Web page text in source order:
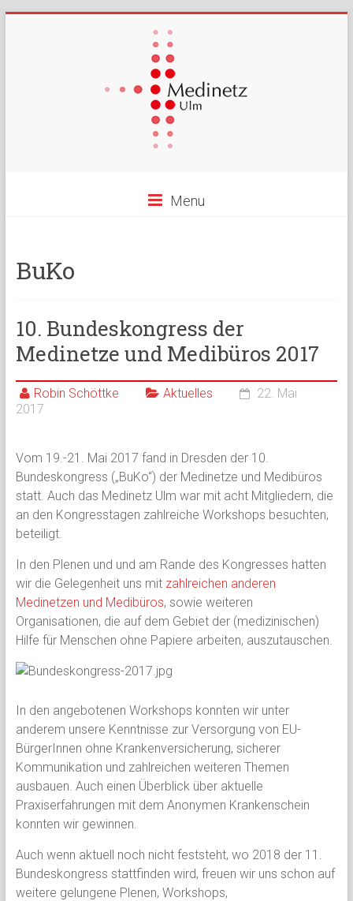
Menu
BuKo
10. Bundeskongress der
Medinetze und Medibüros 2017
Robin Schöttke Aktuelles
22. Mai
2017
Vom 19.-21. Mai 2017 fand in Dresden der 10.
Bundeskongress („BuKo“) der Medinetze und Medibüros
statt. Auch das Medinetz Ulm war mit acht Mitgliedern, die
an den Kongresstagen zahlreiche Workshops besuchten,
beteiligt.
In den Plenen und und am Rande des Kongresses hatten
wir die Gelegenheit uns mit zahlreichen anderen
Medinetzen und Medibüros, sowie weiteren
Organisationen, die auf dem Gebiet der (medizinischen)
Hilfe für Menschen ohne Papiere arbeiten, auszutauschen.
In den angebotenen Workshops konnten wir unter
anderem unsere Kenntnisse zur Versorgung von EU-
BürgerInnen ohne Krankenversicherung, sicherer
Kommunikation und zahlreichen weiteren Themen
ausbauen. Auch einen Überblick über aktuelle
Praxiserfahrungen mit dem Anonymen Krankenschein
konnten wir gewinnen.
Auch wenn aktuell noch nicht feststeht, wo 2018 der 11.
Bundeskongress stattfinden wird, freuen wir uns schon auf
weitere gelungene Plenen, Workshops,